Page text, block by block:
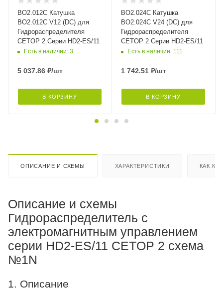
BO2.012C Катушка
BO2.012C V12 (DC) для
Гидрораспределителя
CETOP 2 Серии HD2-ES/11
Есть в наличии: 3
5 037.86 ₽/шт
В КОРЗИНУ
BO2.024C Катушка
BO2.024C V24 (DC) для
Гидрораспределителя
CETOP 2 Серии HD2-ES/11
Есть в наличии: 111
1 742.51 ₽/шт
В КОРЗИНУ
ОПИСАНИЕ И СХЕМЫ ХАРАКТЕРИСТИКИ КАК
Описание и схемы
Гидрораспределитель с
электромагнитным управлением
серии HD2-ES/11 CETOP 2 схема
№1N
1. Описание